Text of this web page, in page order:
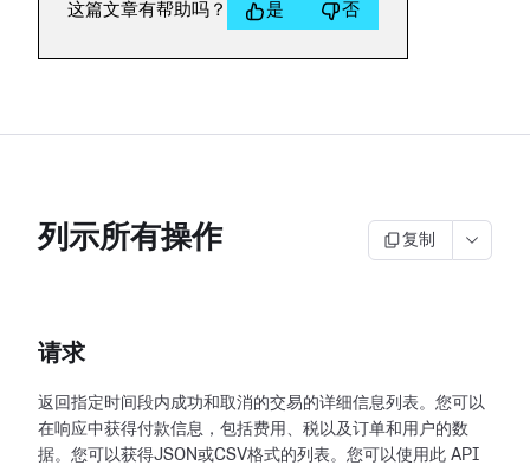
这篇文章有帮助吗？ 是 否
列示所有操作 复制
请求
返回指定时间段内成功和取消的交易的详细信息列表。您可以
在响应中获得付款信息，包括费用、税以及订单和用户的数
据。您可以获得JSON或CSV格式的列表。您可以使用此 API